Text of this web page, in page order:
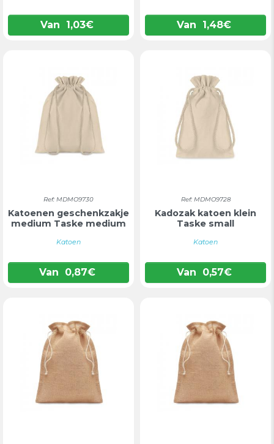
Van 1,03€ Van 1,48€
Ref: MDMO9730
Katoenen geschenkzakje
medium Taske medium
Katoen
Van 0,87€
Ref: MDMO9728
Kadozak katoen klein
Taske small
Katoen
Van 0,57€